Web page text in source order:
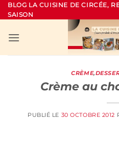
Passer
au
BLOG LA CUISINE DE CIRCÉE,
SAISON
CRÈME,
Crème au
PUBLIÉ LE 30 OCTOBRE 2012